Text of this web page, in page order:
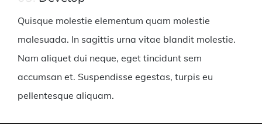
Quisque molestie elementum quam molestie
malesuada. In sagittis urna vitae blandit molestie.
Nam aliquet dui neque, eget tincidunt sem
accumsan et. Suspendisse egestas, turpis eu
pellentesque aliquam.